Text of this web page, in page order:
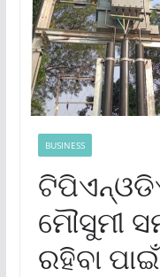
BUSINESS
ମୌସୁମୀ
ରହିବା